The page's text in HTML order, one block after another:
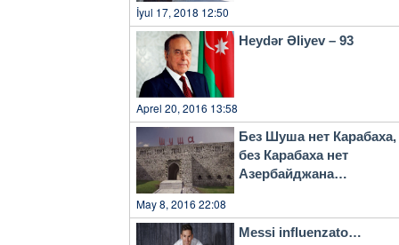
İyul 17, 2018 12:50
Heydər Əliyev – 93
Aprel 20, 2016 13:58
Без Шуша нет Карабаха,
без Карабаха нет
Азербайджана…
May 8, 2016 22:08
Messi influenzato…